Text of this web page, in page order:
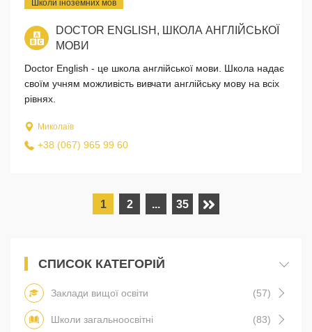
Школи іноземних мов
DOCTOR ENGLISH, ШКОЛА АНГЛІЙСЬКОЇ
МОВИ
Doctor English - це школа англійської мови. Школа надає
своїм учням можливість вивчати англійську мову на всіх
рівнях.
Миколаїв
+38 (067) 965 99 60
1 2 ... 35
СПИСОК КАТЕГОРІЙ
Заклади вищої освіти (57)
Школи загальноосвітні (83)